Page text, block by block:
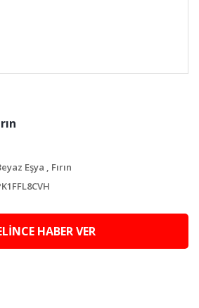
Eşya , Fırın
HABER VER